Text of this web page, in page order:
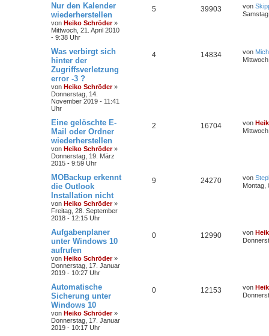
Nur den Kalender
wiederherstellen
von Heiko Schröder»
Mittwoch, 21. April 2010
- 9:38 Uhr
5 39903 von
Was verbirgt sich
hinter der
Zugriffsverletzung
error -3 ?
von Heiko Schröder»
Donnerstag, 14.
November 2019 - 11:41
Uhr
4 14834 von
Eine gelöschte E-
Mail oder Ordner
wiederherstellen
von Heiko Schröder»
Donnerstag, 19. März
2015 - 9:59 Uhr
2 16704 von
MOBackup erkennt
die Outlook
Installation nicht
von Heiko Schröder»
Freitag, 28. September
2018 - 12:15 Uhr
9 24270 von
Montag,
Aufgabenplaner
unter Windows 10
aufrufen
von Heiko Schröder»
Donnerstag, 17. Januar
2019 - 10:27 Uhr
0 12990 von
Automatische
Sicherung unter
Windows 10
von Heiko Schröder»
Donnerstag, 17. Januar
2019 - 10:17 Uhr
0 12153 von